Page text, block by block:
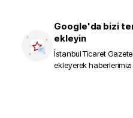
Google'da bizi
ekleyin
İstanbul Ticaret
ekleyerek